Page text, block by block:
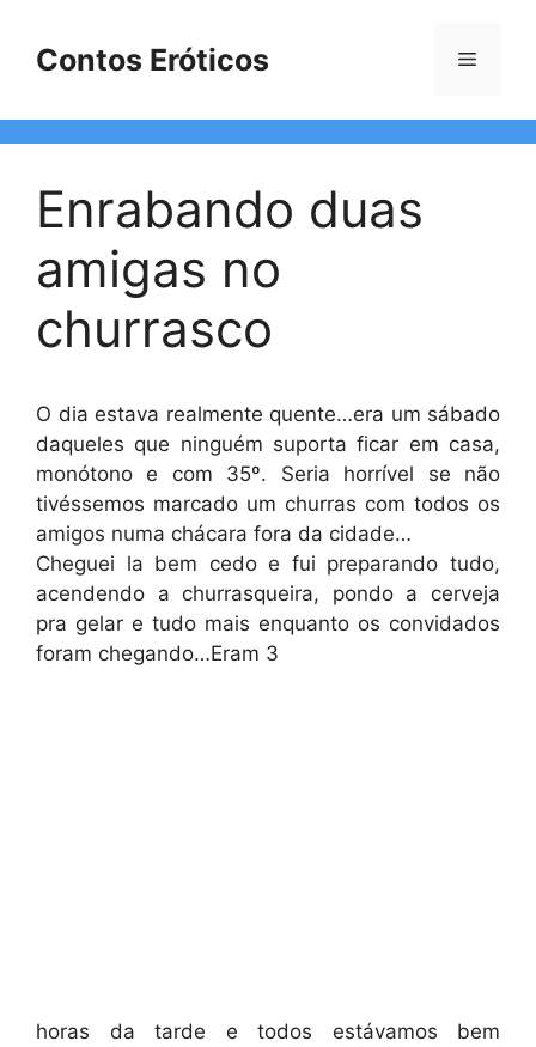
Contos Eróticos Menu
Enrabando duas
amigas no
churrasco
O dia estava realmente quente…era um sábado
daqueles que ninguém suporta ficar em casa,
monótono e com 35º. Seria horrível se não
tivéssemos marcado um churras com todos os
amigos numa chácara fora da cidade…
Cheguei la bem cedo e fui preparando tudo,
acendendo a churrasqueira, pondo a cerveja
pra gelar e tudo mais enquanto os convidados
foram chegando…Eram 3
horas da tarde e todos estávamos bem